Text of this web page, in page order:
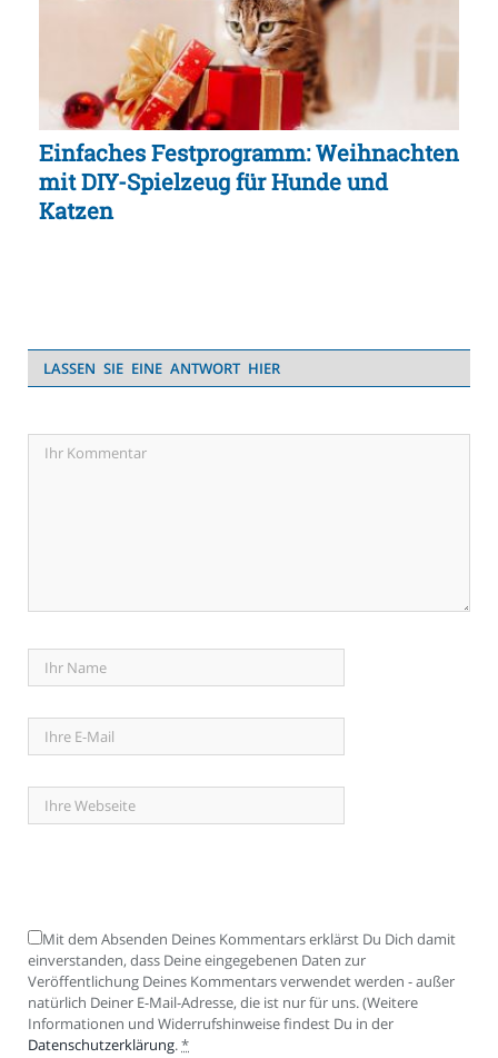
Einfaches Festprogramm: Weihnachten
mit DIY-Spielzeug für Hunde und
Katzen
LASSEN SIE EINE ANTWORT HIER
Mit dem Absenden Deines Kommentars erklärst Du Dich damit
einverstanden, dass Deine eingegebenen Daten zur
Veröffentlichung Deines Kommentars verwendet werden - außer
natürlich Deiner E-Mail-Adresse, die ist nur für uns. (Weitere
Informationen und Widerrufshinweise findest Du in der
Datenschutzerklärung.*